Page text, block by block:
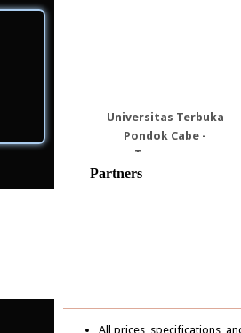
Universitas Terbuka
Pondok Cabe -
Tangerang
Partners
All prices, specifications,